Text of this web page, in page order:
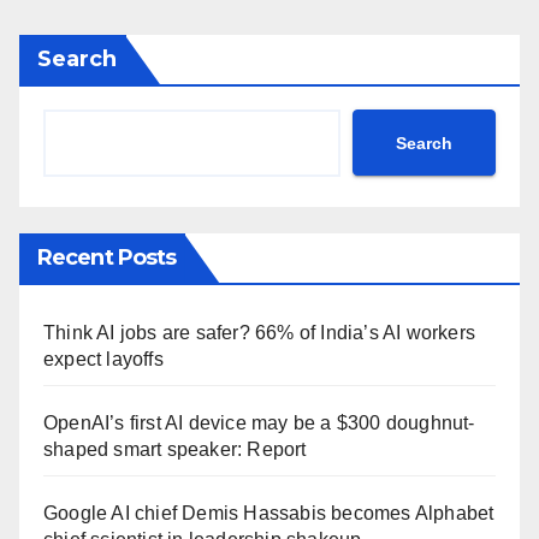
Search
Search
Recent Posts
Think AI jobs are safer? 66% of India’s AI workers
expect layoffs
OpenAI’s first AI device may be a $300 doughnut-
shaped smart speaker: Report
Google AI chief Demis Hassabis becomes Alphabet